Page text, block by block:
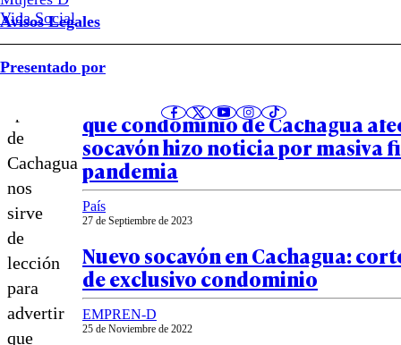
Vida Social
Avisos Legales
Presentado por
independientes
de
Cachagua
nos
sirve
de
lección
para
advertir
que
27 de Septiembre de 2023
“Con Pancho Correa y la Tere
que condominio de Cachagua
socavón hizo noticia por masiva
pandemia
País
27 de Septiembre de 2023
Nuevo socavón en Cachagua:
de exclusivo condominio
EMPREN-D
25 de Noviembre de 2022